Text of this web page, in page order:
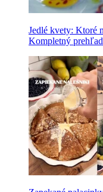
Jedlé kvety: Ktoré
Kompletný